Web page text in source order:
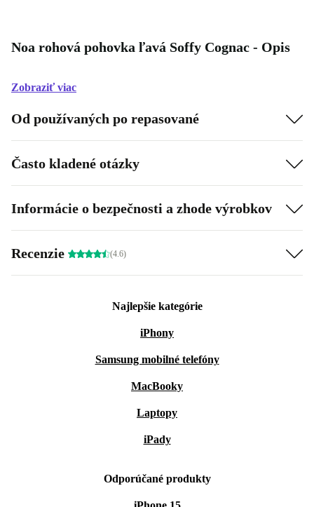
Noa rohová pohovka ľavá Soffy Cognac - Opis
Zobraziť viac
Od používaných po repasované
Často kladené otázky
Informácie o bezpečnosti a zhode výrobkov
Recenzie (4.6)
Najlepšie kategórie
iPhony
Samsung mobilné telefóny
MacBooky
Laptopy
iPady
Odporúčané produkty